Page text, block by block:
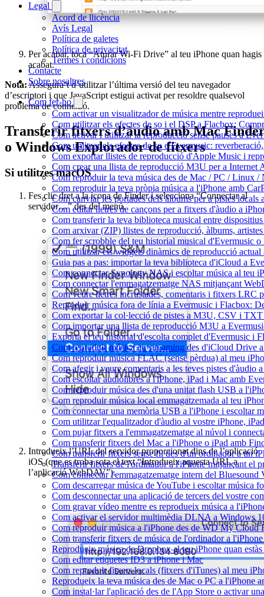
Legal
Acord de llicència
Avís Legal
Política de galetes
Política de privacitat
Termes i condicions
Contacte
Sobre nosaltres
Com fer-ho
Com activar un visualitzador de música mentre
Com utilitzar els efectes de so i el DSP a Flacbox:
Com activar i utilitzar la reproducció sense pauses a
Com utilitzar els efectes de so d'Evermusic:
Com exportar llistes de reproducció d'Apple Music i
Com crear una llista de reproducció M3U per a
Com reproduir la teva música des de Mac / PC /
Com reproduir la teva pròpia música a l'iPhone amb
Com canviar les portades dels àlbums per a pistes
Com editar lletres de cançons per a fitxers d'àudio a
Com transferir la teva biblioteca musical entre
Com arxivar (ZIP) llistes de reproducció, àlbums,
Com fer scrobble del teu historial musical d'Evermusic
Com utilitzar els widgets dinàmics de reproducció
Guia pas a pas: importar la teva biblioteca d'iCloud a
Com connectar Synology NAS i escoltar música al teu
Com connectar l'emmagatzematge NAS mitjançant
Com veure lletres incrustades, comentaris i fitxers LRC
Reproduir música fora de línia a Evermusic i Flacbox:
Com exportar la col·lecció de pistes a M3U, CSV i
Com importar una llista de reproducció M3U a
Exporta el teu historial d'escolta complet d'Evermusic i
Com reproduir música en streaming des d'iCloud Drive
Com reproduir música FLAC (sense pèrdua) al meu
Com afegir i veure comentaris a les teves pistes
Com escoltar audiolibres a l'iPhone, iPad i Mac amb
Com reproduir música des d'una unitat flash USB a
Com reproduir música local emmagatzemada al teu
Com connectar una memòria USB a l'iPhone i escoltar
Com utilitzar l'equalitzador d'àudio al vostre iPhone,
Com pujar fitxers a l'emmagatzematge al núvol i
Com transferir fitxers del Mac a l'iPhone o iPad amb
Com transferir fitxers sense fil des d'un ordinador a un
Transferir fitxers de l'ordinador a l'iPhone mitjançant el
Com connectar l'emmagatzematge intern del
Com descarregar música de YouTube i escoltar música
Com desconnectar una aplicació de tercers del vostre
Com gravar vídeo mentre es reprodueix música a
Com activar el servidor multimèdia DLNA a Windows
Com reproduir música a l'iPhone des de WD My Cloud
Com transferir fitxers de música de l'ordinador a
Reprodueix música de Dropbox al teu iPhone quan
Com editar etiquetes ID3 a iPhone i Mac
Com reproduir fitxers locals (fitxers d'iTunes) al meu
Reprodueix la teva música des de Mac o PC a l'iPhone
Com instal·lar l'aplicació des de l'App Store o activar
Per acabar, toca “Aturar Wi-Fi Drive” al teu iPhone quan hagis
acabat.
Nota:Assegura’t d’utilitzar l’última versió del teu navegador
d’escriptori i que JavaScript estigui activat per resoldre qualsevol
problema de connexió.
Transferir fitxers d’àudio amb Mac
o Windows Explorador de fitxers
Si utilitzes macOS
Fes clic dret a la icona de Finder i selecciona “Connectar al
servidor…” des del menú.
Introdueix l’URL del servidor proporcionat dins de l’aplicació
iOS (que es troba sota el text “Introdueix aquesta URL a
l’aplicació WebDAV”).